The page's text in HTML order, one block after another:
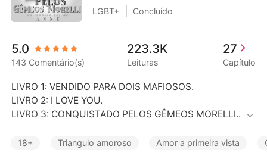
Sair
Baixar App
Contos
Bilionários
Contos Curtos
LGBT+ Concluído
5.0
143 Comentário(s)
223.3K
Leituras
27
Capítulo
LIVRO 1: VENDIDO PARA DOIS MAFIOSOS.
LIVRO 2: I LOVE YOU.
LIVRO 3: CONQUISTADO PELOS GÊMEOS MORELLI.
----------------------------------------------------------
18+ Triangulo amoroso Amor a primeira vista